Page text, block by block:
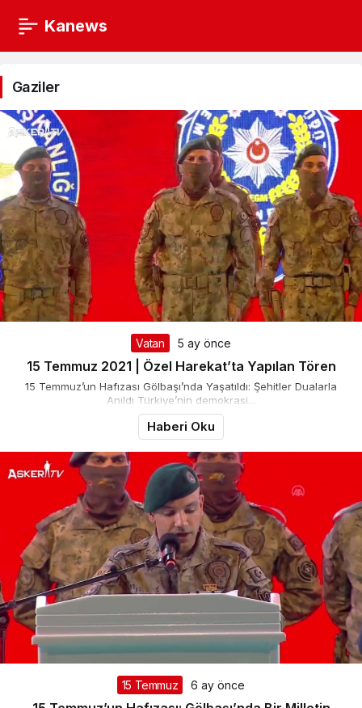
Kanews
Gaziler
Haberleri
Gaziler
Vatan 5 ay önce
15 Temmuz 2021 | Özel Harekat’ta Yapılan Tören
15 Temmuz’un Hafızası Gölbaşı’nda Yaşatıldı: Şehitler Dualarla
Anıldı Türkiye’nin demokrasi...
Haberi Oku
15 Temmuz 6 ay önce